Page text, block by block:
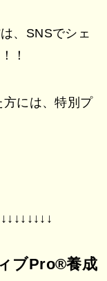
、SNSでシェ
！
には、特別プ
ブPro®︎養成